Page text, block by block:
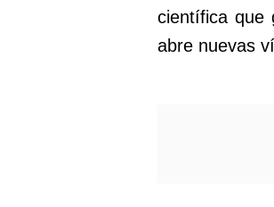
científica que
abre nuevas